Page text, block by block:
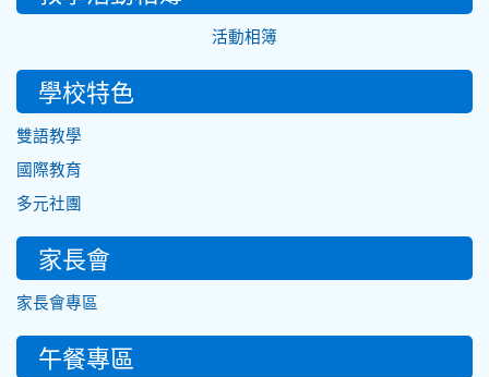
活動相簿
學校特色
雙語教學
國際教育
多元社團
家長會
家長會專區
午餐專區